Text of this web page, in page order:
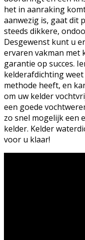
het in aanraking
aanwezig is, gaat dit
steeds dikkere,
Desgewenst kunt u
ervaren vakman met
garantie op succes.
kelderafdichting
methode heeft, en
om uw kelder
een goede
zo snel mogelijk een
kelder. Kelder
voor u klaar!